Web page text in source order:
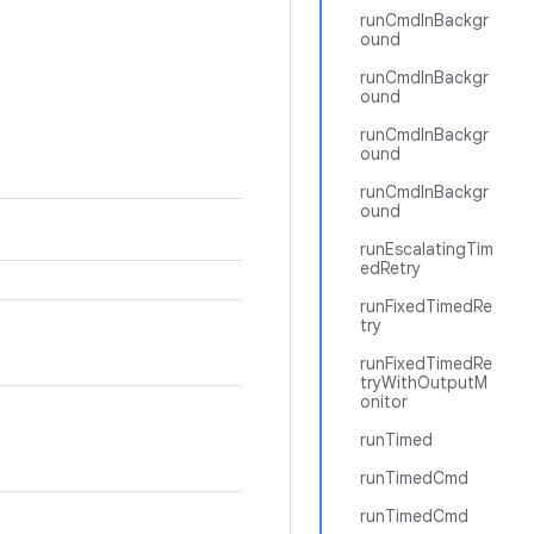
runCmdInBackgr
ound
runCmdInBackgr
ound
runCmdInBackgr
ound
runCmdInBackgr
ound
runEscalatingTim
edRetry
runFixedTimedRe
try
runFixedTimedRe
tryWithOutputM
onitor
runTimed
runTimedCmd
runTimedCmd